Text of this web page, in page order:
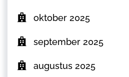
oktober 2025
september 2025
augustus 2025